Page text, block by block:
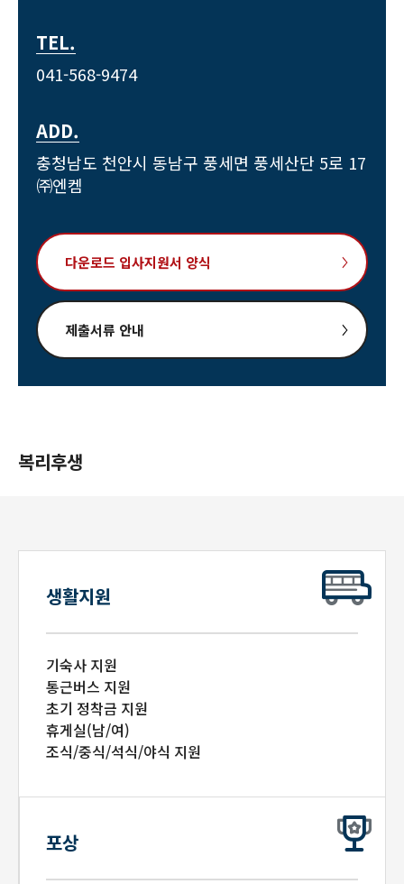
TEL.
041-568-9474
ADD.
충청남도 천안시 동남구 풍세면 풍세산단 5로 17
㈜엔켐
다운로드 입사지원서 양식
제출서류 안내
복리후생
생활지원
기숙사 지원
통근버스 지원
초기 정착금 지원
휴게실(남/여)
조식/중식/석식/야식 지원
포상